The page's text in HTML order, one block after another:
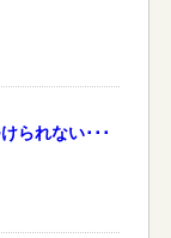
られない･･･